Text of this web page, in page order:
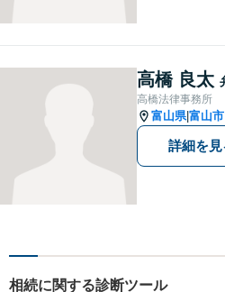
したことでも
ご相談ください
談OK！【複数
高橋 良太
高橋法律事務所
富山県|富山市
詳細を見
相続に関する診断ツール